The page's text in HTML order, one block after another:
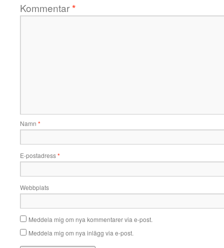
Kommentar*
Namn *
E-postadress*
Webbplats
Meddela mig om nya kommentarer via e-post.
Meddela mig om nya inlägg via e-post.